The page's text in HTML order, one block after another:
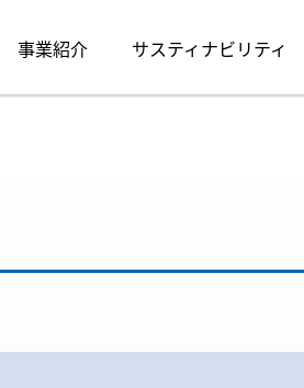
事業紹介 サスティナビリティ